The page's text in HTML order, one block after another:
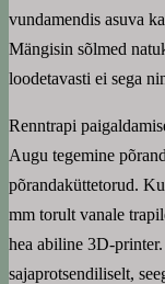
vundamendis asuva
Mängisin sõlmed
loodetavasti ei sega
Renntrapi
Augu tegemine
põrandaküttetorud.
mm torult vanale
hea abiline 3D-
sajaprotsendiliselt,